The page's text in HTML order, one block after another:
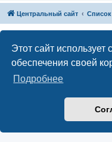
Этот сайт использует
обеспечения своей
Подробнее
Центральный сайт